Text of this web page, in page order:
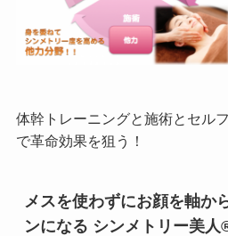
体幹トレーニングと施術とセル
で革命効果を狙う！
メスを使わずにお顔を軸か
ンになる シンメトリー美